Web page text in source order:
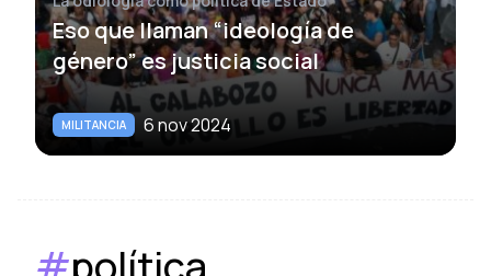
Eso que llaman “ideología de
género” es justicia social
MILITANCIA 6 nov 2024